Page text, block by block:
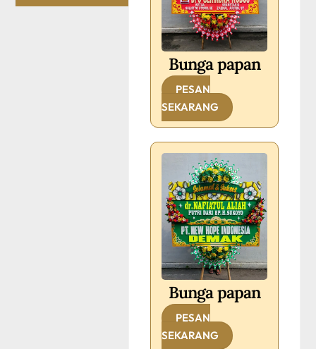
Bunga papan
PESAN
SEKARANG
Bunga papan
PESAN
SEKARANG